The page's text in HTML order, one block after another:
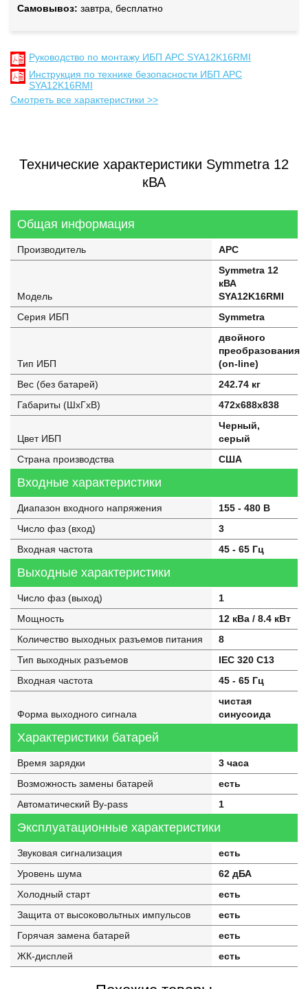
Самовывоз: завтра, бесплатно
Руководство по монтажу ИБП APC SYA12K16RMI
Инструкция по технике безопасности ИБП APC
SYA12K16RMI
Смотреть все характеристики >>
Технические характеристики Symmetra 12
кВА
Общая информация
Производитель APC
Модель
Symmetra 12
кВА
SYA12K16RMI
Серия ИБП
Symmetra
Тип ИБП
двойного
преобразования
(on-line)
Вес (без батарей)
242.74 кг
Габариты (ШхГхВ)
472x688x838
Цвет ИБП
Черный,
серый
Страна производства
США
Входные характеристики
Диапазон входного напряжения
155 - 480 В
Число фаз (вход)
3
Входная частота
45 - 65 Гц
Выходные характеристики
Число фаз (выход)
1
Мощность
12 кВа / 8.4 кВт
Количество выходных разъемов питания
8
Тип выходных разъемов
IEC 320 C13
Входная частота
45 - 65 Гц
Форма выходного сигнала
чистая
синусоида
Характеристики батарей
Время зарядки
3 часа
Возможность замены батарей
есть
Автоматический By-pass
1
Эксплуатационные характеристики
Звуковая сигнализация
есть
Уровень шума
62 дБА
Холодный старт
есть
Защита от высоковольтных импульсов
есть
Горячая замена батарей
есть
ЖК-дисплей
есть